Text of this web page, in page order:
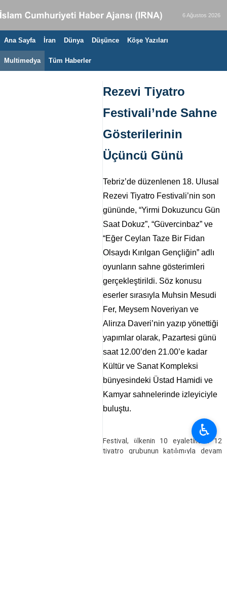
6 Ağustos 2026
Ana Sayfa İran Dünya Düşünce Köşe Yazıları
Multimedya Tüm Haberler
Rezevi Tiyatro
Festivali’nde Sahne
Gösterilerinin
Üçüncü Günü
Tebriz’de düzenlenen 18. Ulusal
Rezevi Tiyatro Festivali’nin son
gününde, “Yirmi Dokuzuncu Gün
Saat Dokuz”, “Güvercinbaz” ve
“Eğer Ceylan Taze Bir Fidan
Olsaydı Kırılgan Gençliğin” adlı
oyunların sahne gösterimleri
gerçekleştirildi. Söz konusu
eserler sırasıyla Muhsin Mesudi
Fer, Meysem Noveriyan ve
Alirıza Daveri’nin yazıp yönettiği
yapımlar olarak, Pazartesi günü
saat 12.00’den 21.00’e kadar
Kültür ve Sanat Kompleksi
bünyesindeki Üstad Hamidi ve
Kamyar sahnelerinde izleyiciyle
buluştu.
Festival, ülkenin 10 eyaletinden 12
tiyatro grubunun katılımıyla devam
♿︎